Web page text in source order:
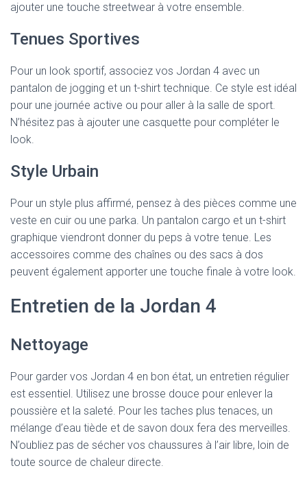
ajouter une touche streetwear à votre ensemble.
Tenues Sportives
Pour un look sportif, associez vos Jordan 4 avec un
pantalon de jogging et un t-shirt technique. Ce style est idéal
pour une journée active ou pour aller à la salle de sport.
N’hésitez pas à ajouter une casquette pour compléter le
look.
Style Urbain
Pour un style plus affirmé, pensez à des pièces comme une
veste en cuir ou une parka. Un pantalon cargo et un t-shirt
graphique viendront donner du peps à votre tenue. Les
accessoires comme des chaînes ou des sacs à dos
peuvent également apporter une touche finale à votre look.
Entretien de la Jordan 4
Nettoyage
Pour garder vos Jordan 4 en bon état, un entretien régulier
est essentiel. Utilisez une brosse douce pour enlever la
poussière et la saleté. Pour les taches plus tenaces, un
mélange d’eau tiède et de savon doux fera des merveilles.
N’oubliez pas de sécher vos chaussures à l’air libre, loin de
toute source de chaleur directe.